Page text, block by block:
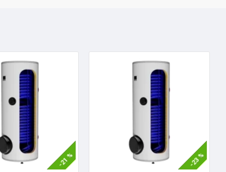
-21 % -23 %